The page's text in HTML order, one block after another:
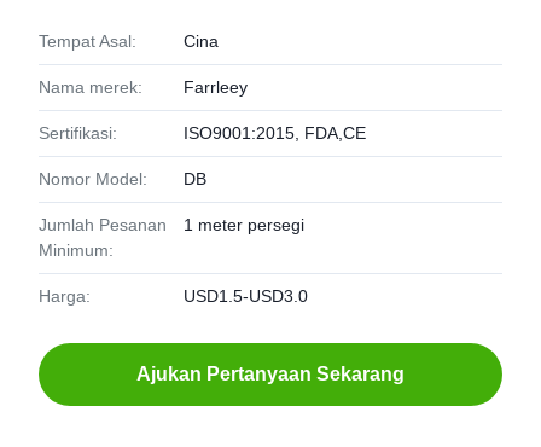
Tempat Asal: Cina
Nama merek: Farrleey
Sertifikasi: ISO9001:2015, FDA,CE
Nomor Model: DB
Jumlah Pesanan
Minimum:
1 meter persegi
Harga: USD1.5-USD3.0
Ajukan Pertanyaan Sekarang